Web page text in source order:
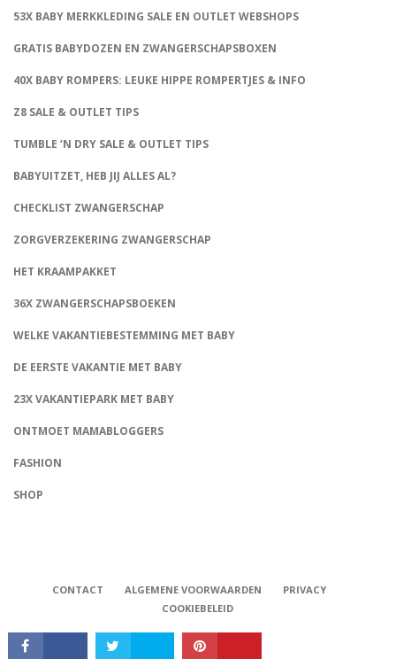
53X BABY MERKKLEDING SALE EN OUTLET WEBSHOPS
GRATIS BABYDOZEN EN ZWANGERSCHAPSBOXEN
40X BABY ROMPERS: LEUKE HIPPE ROMPERTJES & INFO
Z8 SALE & OUTLET TIPS
TUMBLE ‘N DRY SALE & OUTLET TIPS
BABYUITZET, HEB JIJ ALLES AL?
CHECKLIST ZWANGERSCHAP
ZORGVERZEKERING ZWANGERSCHAP
HET KRAAMPAKKET
36X ZWANGERSCHAPSBOEKEN
WELKE VAKANTIEBESTEMMING MET BABY
DE EERSTE VAKANTIE MET BABY
23X VAKANTIEPARK MET BABY
ONTMOET MAMABLOGGERS
FASHION
SHOP
CONTACT ALGEMENE VOORWAARDEN
PRIVACY
COOKIEBELEID
Babystraatje.nl, Copyright © 2019